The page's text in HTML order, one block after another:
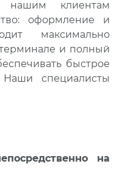
клиентам
оформление и
максимально
и полный
быстрое
Наши специалисты
на